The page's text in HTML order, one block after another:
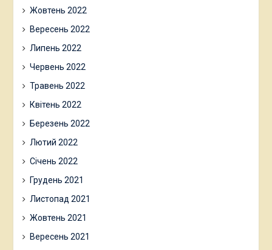
Жовтень 2022
Вересень 2022
Липень 2022
Червень 2022
Травень 2022
Квітень 2022
Березень 2022
Лютий 2022
Січень 2022
Грудень 2021
Листопад 2021
Жовтень 2021
Вересень 2021